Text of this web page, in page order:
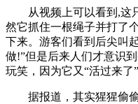
从视频上可以看到,这
然它抓住一根绳子并打了
下来。游客们看到后尖叫
做!”但是后来人们才意识
玩笑，因为它又“活过来了”
据报道，其实猩猩偷偷